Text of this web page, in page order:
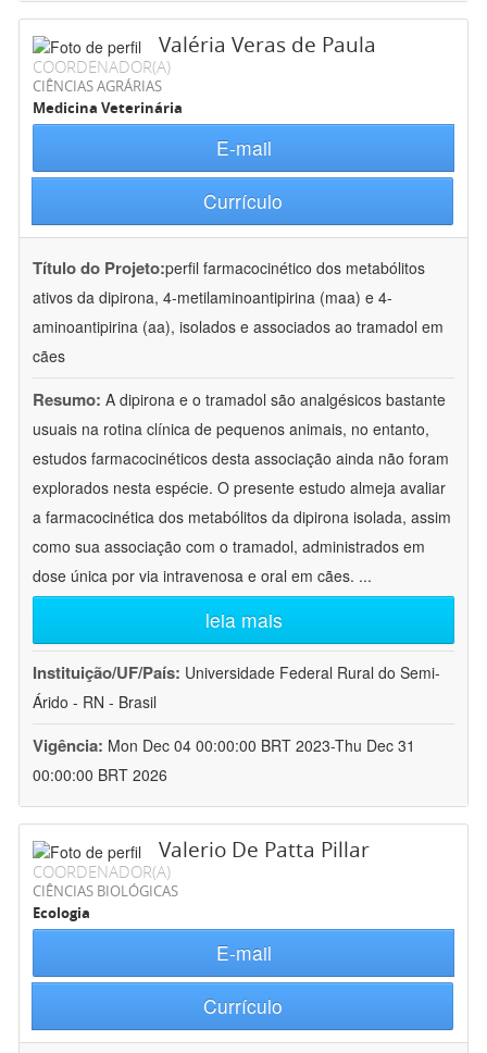
Valéria Veras de Paula
COORDENADOR(A)
CIÊNCIAS AGRÁRIAS
Medicina Veterinária
E-mail
Currículo
Título do Projeto:perfil farmacocinético dos metabólitos
ativos da dipirona, 4-metilaminoantipirina (maa) e 4-
aminoantipirina (aa), isolados e associados ao tramadol em
cães
Resumo: A dipirona e o tramadol são analgésicos bastante
usuais na rotina clínica de pequenos animais, no entanto,
estudos farmacocinéticos desta associação ainda não foram
explorados nesta espécie. O presente estudo almeja avaliar
a farmacocinética dos metabólitos da dipirona isolada, assim
como sua associação com o tramadol, administrados em
dose única por via intravenosa e oral em cães. ...
leia mais
Instituição/UF/País: Universidade Federal Rural do Semi-
Árido - RN - Brasil
Vigência: Mon Dec 04 00:00:00 BRT 2023-Thu Dec 31
00:00:00 BRT 2026
Valerio De Patta Pillar
COORDENADOR(A)
CIÊNCIAS BIOLÓGICAS
Ecologia
E-mail
Currículo